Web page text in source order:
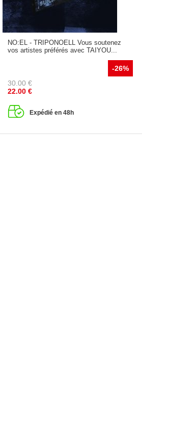
NO:EL - TRIPONOELL Vous soutenez
vos artistes préférés avec TAIYOU...
-26%
30.00 €
22.00 €
Expédié en 48h